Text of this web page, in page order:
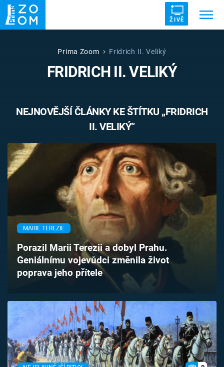
ŽIVĚ
ZRÁDCI UFO DRUHÁ SVĚTOVÁ VÁLKA
VETŘELCI DÁVNOVĚKU
Témata
TV Program
Časopis
Sledujte prima+
Sledujte nás
Prima Zoom Fridrich II. Veliký
FRIDRICH II. VELIKÝ
NEJNOVĚJŠÍ ČLÁNKY KE ŠTÍTKU „FRIDRICH
II. VELIKÝ“
MARIE TEREZIE
Porazil Marii Terezii a dobyl Prahu.
Geniálnímu vojevůdci změnila život
poprava jeho přítele